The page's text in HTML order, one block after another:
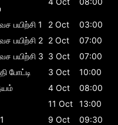
பயிற்சி 1 2 Oct
03:00
பயிற்சி 2 2 Oct
07:00
பயிற்சி 3 3 Oct
07:00
போட்டி 3 Oct
10:00
4 Oct
08:00
11 Oct
13:00
9 Oct
09:30